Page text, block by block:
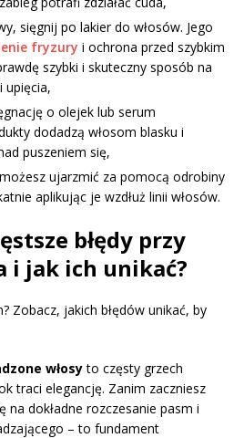
sięgnij po lakier do włosów. Jego
fryzury i ochrona przed szybkim
szybki i skuteczny sposób na
upięcia,
o olejek lub serum
dodadzą włosom blasku i
puszeniem się,
ujarzmić za pomocą odrobiny
aplikując je wzdłuż linii włosów.
błędy przy
i jak ich unikać?
Zobacz, jakich błędów unikać, by
włosyto częsty grzech
traci elegancję. Zanim zaczniesz
na dokładne rozczesanie pasm i
– to fundament